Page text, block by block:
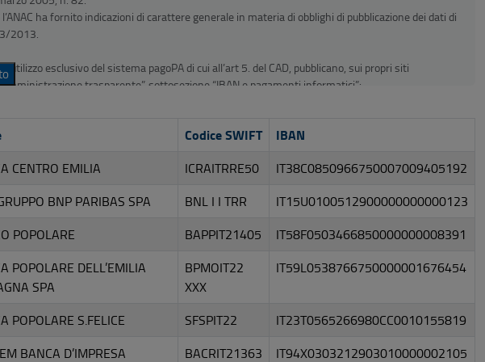
ha fornito indicazioni di carattere generale in materia di obblighi di pubblicazione dei dati di
2013.
utilizzo esclusivo del sistema pagoPA di cui all’art 5. del CAD, pubblicano, sui propri siti
trasparente”, sottosezione “IBAN e pagamenti informatici”:
di pagamento non integrati con la piattaforma pagoPA previsti al punto 5 delle Linee guida Agid
S.p.A.
Ragioneria dello Stato, in via residuale e temporanea, pubblicano i codici IBAN del loro conto
Codice SWIFT IBAN
CENTRO EMILIA ICRAITRRE50
IT38C0850966750007009405192
BNP PARIBAS SPA BNL I I TRR
IT15U0100512900000000000123
POPOLARE BAPPIT21405
IT58F0503466850000000008391
POPOLARE DELL’EMILIA
SPA
BPMOIT22
XXX
IT59L0538766750000001676454
POPOLARE S.FELICE SFSPIT22
IT23T0565266980CC0010155819
BANCA D’IMPRESA BACRIT21363 IT94X0303212903010000002105